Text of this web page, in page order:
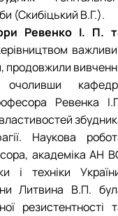
(Скибіцький В.Г.).
Ревенко І. П.
продовжили
очоливши
Ревенка
Наукова
академіка АН
і техніки
Литвина В.П.
резистентності